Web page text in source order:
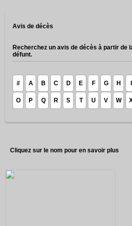
Avis de décès
Recherchez un avis de décès à partir de
défunt.
# A B C D E F G H
O P Q R S T U V W
Cliquez sur le nom pour en savoir plus